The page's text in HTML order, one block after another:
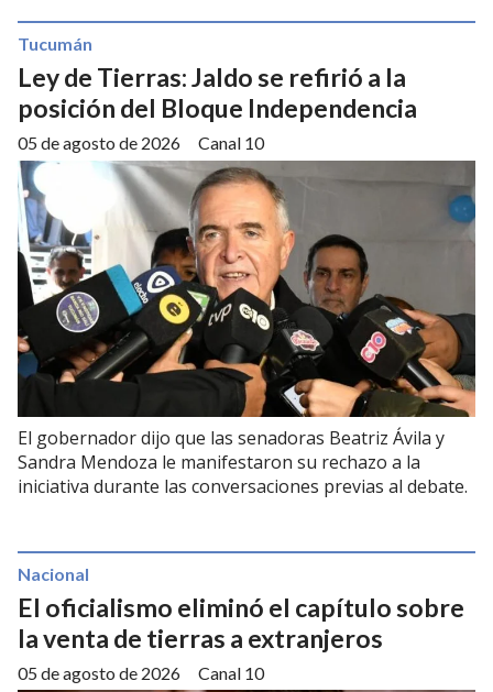
Ley de Tierras: Jaldo se refirió a la
posición del Bloque Independencia
Canal 10
Tucumán
05 de agosto de 2026
El gobernador dijo que las senadoras Beatriz Ávila y
Sandra Mendoza le manifestaron su rechazo a la
iniciativa durante las conversaciones previas al debate.
El oficialismo eliminó el capítulo sobre
la venta de tierras a extranjeros
Canal 10
Nacional
05 de agosto de 2026